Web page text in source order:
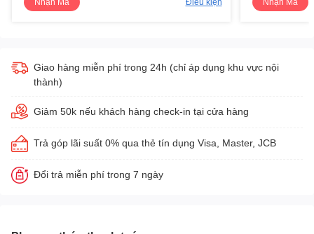
Giao hàng miễn phí trong 24h (chỉ áp dụng khu vực nội
thành)
Giảm 50k nếu khách hàng check-in tại cửa hàng
Trả góp lãi suất 0% qua thẻ tín dụng Visa, Master, JCB
Đổi trả miễn phí trong 7 ngày